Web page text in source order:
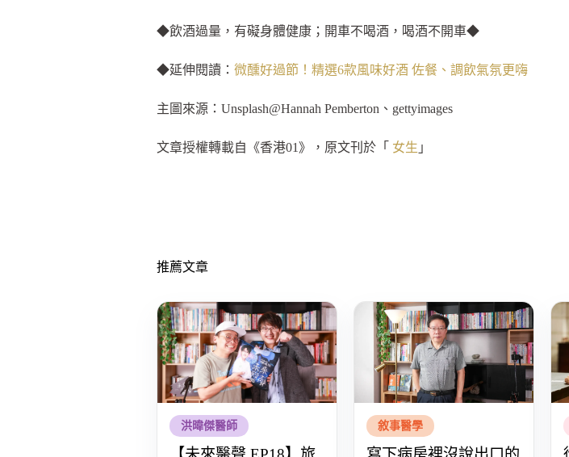
◆飲酒過量，有礙身體健康；開車不喝酒，喝酒不開車◆
◆延伸閱讀： 微醺好過節！精選6款風味好酒 佐餐、調飲氣氛更嗨
主圖來源：Unsplash@Hannah Pemberton、gettyimages
文章授權轉載自《香港01》，原文刊於「 女生 」
推薦文章
洪暐傑醫師 敘事醫學